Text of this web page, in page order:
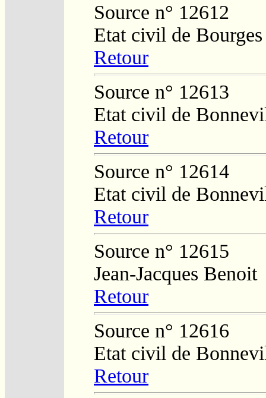
Source n° 12612
Etat civil de Bourges
Retour
Source n° 12613
Etat civil de
Retour
Source n° 12614
Etat civil de
Retour
Source n° 12615
Jean-Jacques Benoit
Retour
Source n° 12616
Etat civil de
Retour